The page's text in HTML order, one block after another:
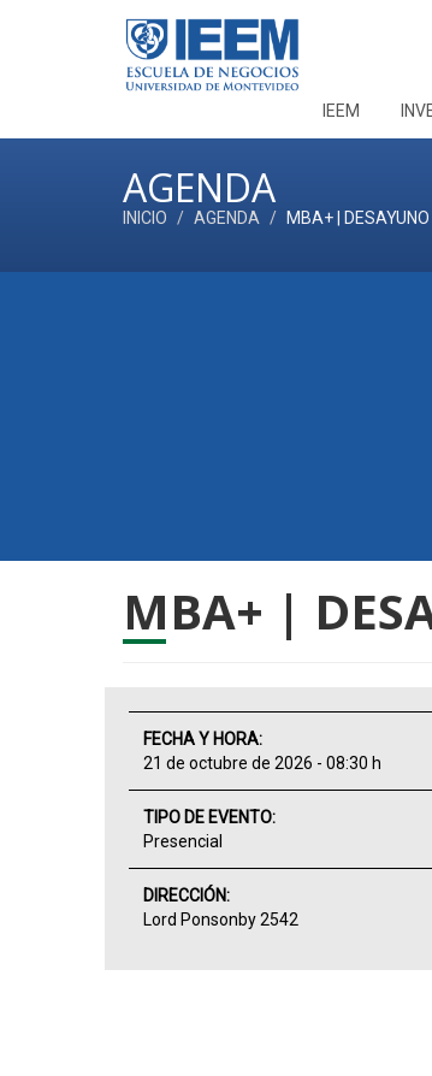
IEEM
AGENDA
INICIO AGENDA MBA+ |
MBA+ |
FECHA Y HORA:
21 de octubre de 2026 - 08:30 h
TIPO DE EVENTO:
Presencial
DIRECCIÓN:
Lord Ponsonby 2542